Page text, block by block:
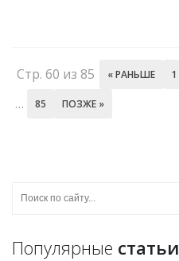
Стр. 60 из 85 « РАНЬШЕ 1
… 85 ПОЗЖЕ »
Популярные статьи